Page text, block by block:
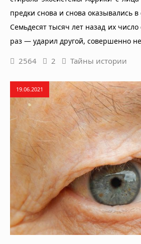
предки снова и снова оказывались
Семьдесят тысяч лет назад их число
раз — ударил другой, совершенно
2564 2 Тайны истории
19.06.2021